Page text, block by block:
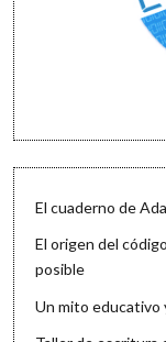
El cuaderno de Ada
El origen del
posible
Un mito educativo